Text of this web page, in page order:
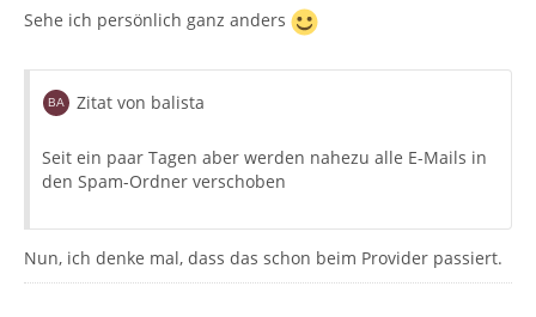
Sehe ich persönlich ganz anders
Zitat von balista
Seit ein paar Tagen aber werden nahezu alle E-Mails in
den Spam-Ordner verschoben
Nun, ich denke mal, dass das schon beim Provider passiert.